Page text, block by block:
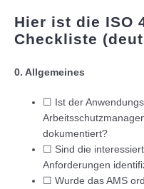
Hier ist die ISO
Checkliste
0. Allgemeines
☐ Ist der
dokumentiert?
☐ Sind die
Anforderungen
☐ Wurde das AMS